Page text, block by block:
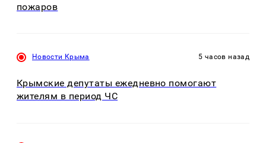
пожаров
Новости Крыма 5 часов назад
Крымские депутаты ежедневно помогают
жителям в период ЧС